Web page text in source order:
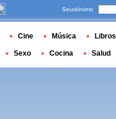
Seudónimo
Cine Música Libros
Sexo Cocina Salud